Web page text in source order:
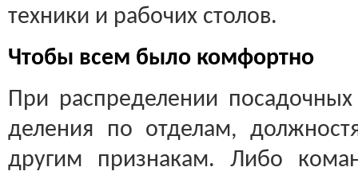
техники и рабочих столов.
Чтобы всем было комфортно
При распределении посадочных
деления по отделам,
другим признакам. Либо